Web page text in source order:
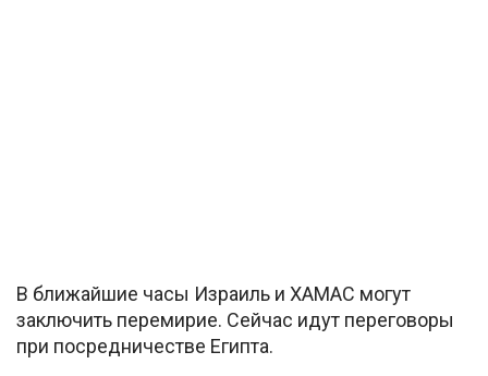
В ближайшие часы Израиль и ХАМАС могут
заключить перемирие. Сейчас идут переговоры
при посредничестве Египта.